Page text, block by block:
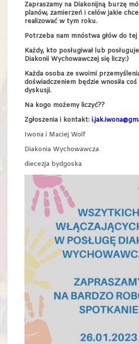
Zapraszamy na Diakonijną burzę
planów, zamierzeń i celów jakie
realizować w tym roku.
Potrzeba nam mnóstwa głów do
Każdy, kto posługiwał lub
Diakonii Wychowawczej się liczy:)
Każda osoba ze swoimi
doświadczeniem będzie wnosiła
dyskusji.
Na kogo możemy liczyć??
Zgłoszenia i kontakt:
Iwona i Maciej Wolf
Diakonia Wychowawcza
diecezja bydgoska